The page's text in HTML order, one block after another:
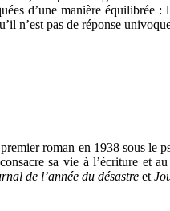
d’une manière équilibrée :
n’est pas de réponse
roman en 1938 sous le
sa vie à l’écriture et
de l’année du désastre et